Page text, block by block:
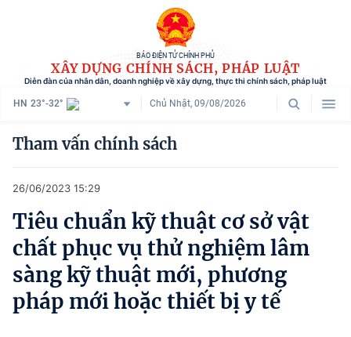
BÁO ĐIỆN TỬ CHÍNH PHỦ
XÂY DỰNG CHÍNH SÁCH, PHÁP LUẬT
Diễn đàn của nhân dân, doanh nghiệp về xây dựng, thực thi chính sách, pháp luật
HN 23°-32° Chủ Nhật, 09/08/2026
Danh mục
Tham vấn chính sách
Người dân góp ý
Doanh nghiệp hiến kế
Tham vấn chính sách
26/06/2023 15:29
Tiêu chuẩn kỹ thuật cơ sở vật
chất phục vụ thử nghiệm lâm
sàng kỹ thuật mới, phương
pháp mới hoặc thiết bị y tế